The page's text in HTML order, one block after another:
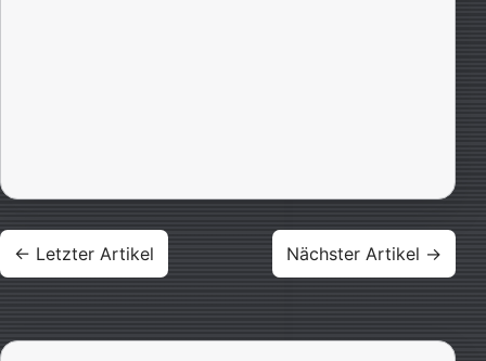
Beitragsnavigation
← Letzter Artikel Nächster Artikel →